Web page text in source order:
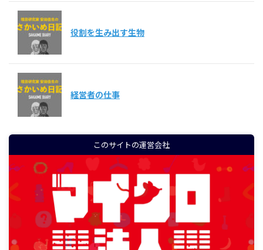
役割を生み出す生物
経営者の仕事
このサイトの運営会社